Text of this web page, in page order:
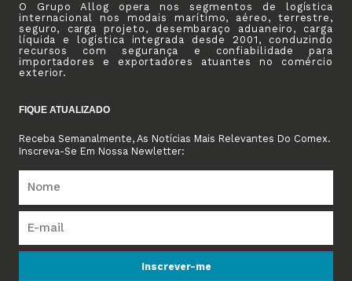
O Grupo Allog opera nos segmentos de logística
internacional nos modais marítimo, aéreo, terrestre,
seguro, carga projeto, desembaraço aduaneiro, carga
líquida e logística integrada desde 2001, conduzindo
recursos com segurança e confiabilidade para
importadores e exportadores atuantes no comércio
exterior.
FIQUE ATUALIZADO
Receba Semanalmente, As Notícias Mais Relevantes Do Comex.
Inscreva-Se Em Nossa Newletter:
Inscrever-me